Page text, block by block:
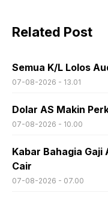
Related Post
Semua K/L Lolos
07-08-2026 - 13.01
Dolar AS Makin
07-08-2026 - 10.00
Kabar Bahagia Gaji
Cair
07-08-2026 - 07.00